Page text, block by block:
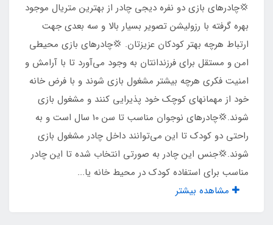
دارد
شماره 5
نوع چاپ تصویر
چاپ بنری
جنس کف
💢چادرهای بازی دو نفره دیجی چادر از بهترین متریال موجود
بهره گرفته با رزولیشن تصویر بسیار بالا و سه بعدی جهت
ارتباط هرچه بهتر کودکان عزیزتان. 💢چادرهای بازی محیطی
امن و مستقل برای فرزندانتان به وجود می‌آورد تا با آرامش و
امنیت فکری هرچه بیشتر مشغول بازی شوند و با فرض خانه
خود از مهمانهای کوچک خود پذیرایی کنند و مشغول بازی
شوند.💢چادرهای نوجوان مناسب تا سن 10 سال است و به
راحتی دو کودک تا این می‌توانند داخل چادر مشغول بازی
شوند.💢جنس این چادر به صورتی انتخاب شده تا این چادر
مناسب برای استفاده کودک در محیط خانه یا...
مشاهده بیشتر